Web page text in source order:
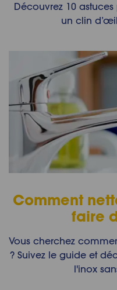
Découvrez 10
un clin
Comment
faire
Vous cherchez
? Suivez le guide et
l'inox